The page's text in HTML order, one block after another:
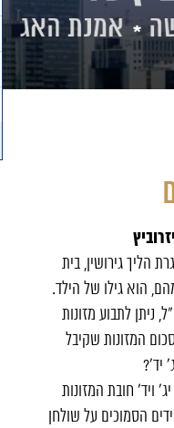
הליך גירושין, בית
הוא גילו של הילד.
ניתן לתבוע מזונות
המזונות שקיבל
יד'?
ויד' חובת המזונות
הסמוכים על שולחן